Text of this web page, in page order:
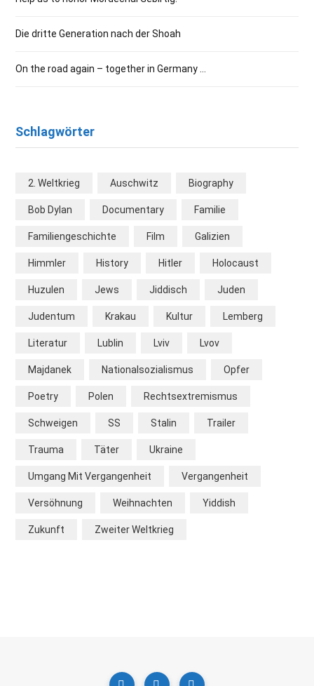
Die dritte Generation nach der Shoah
On the road again – together in Germany …
Schlagwörter
2. Weltkrieg Auschwitz Biography
Bob Dylan Documentary Familie
Familiengeschichte Film Galizien
Himmler History Hitler Holocaust
Huzulen Jews Jiddisch Juden
Judentum Krakau Kultur Lemberg
Literatur Lublin Lviv Lvov
Majdanek Nationalsozialismus Opfer
Poetry Polen Rechtsextremismus
Schweigen SS Stalin Trailer
Trauma Täter Ukraine
Umgang Mit Vergangenheit Vergangenheit
Versöhnung Weihnachten Yiddish
Zukunft Zweiter Weltkrieg